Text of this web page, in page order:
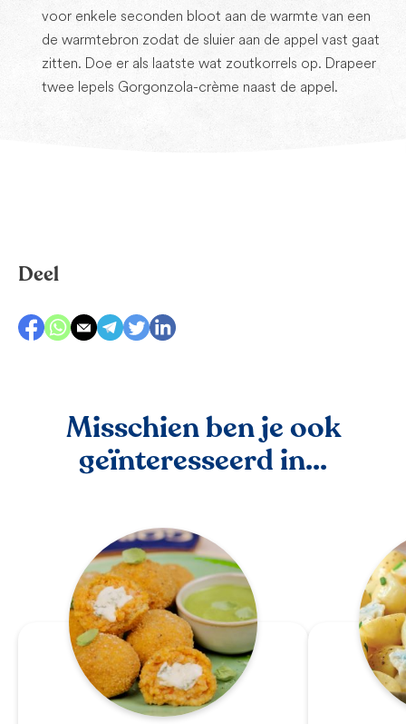
voor enkele seconden bloot aan de warmte van een
de warmtebron zodat de sluier aan de appel vast gaat
zitten. Doe er als laatste wat zoutkorrels op. Drapeer
twee lepels Gorgonzola-crème naast de appel.
Deel
Misschien ben je ook
geïnteresseerd in...